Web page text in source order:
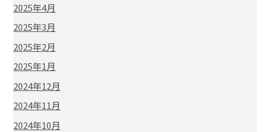
2025年4月
2025年3月
2025年2月
2025年1月
2024年12月
2024年11月
2024年10月